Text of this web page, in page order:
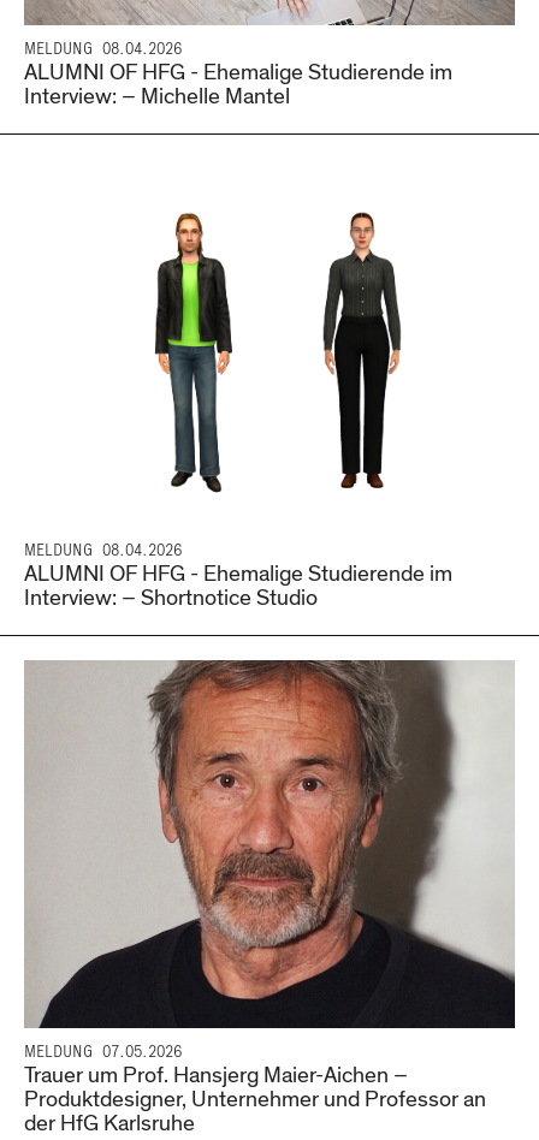
MELDUNG 08.04.2026
ALUMNI OF HFG - Ehemalige Studierende im
Interview: – Michelle Mantel
MELDUNG 08.04.2026
ALUMNI OF HFG - Ehemalige Studierende im
Interview: – Shortnotice Studio
MELDUNG 07.05.2026
Trauer um Prof. Hansjerg Maier-Aichen –
Produktdesigner, Unternehmer und Professor an
der HfG Karlsruhe